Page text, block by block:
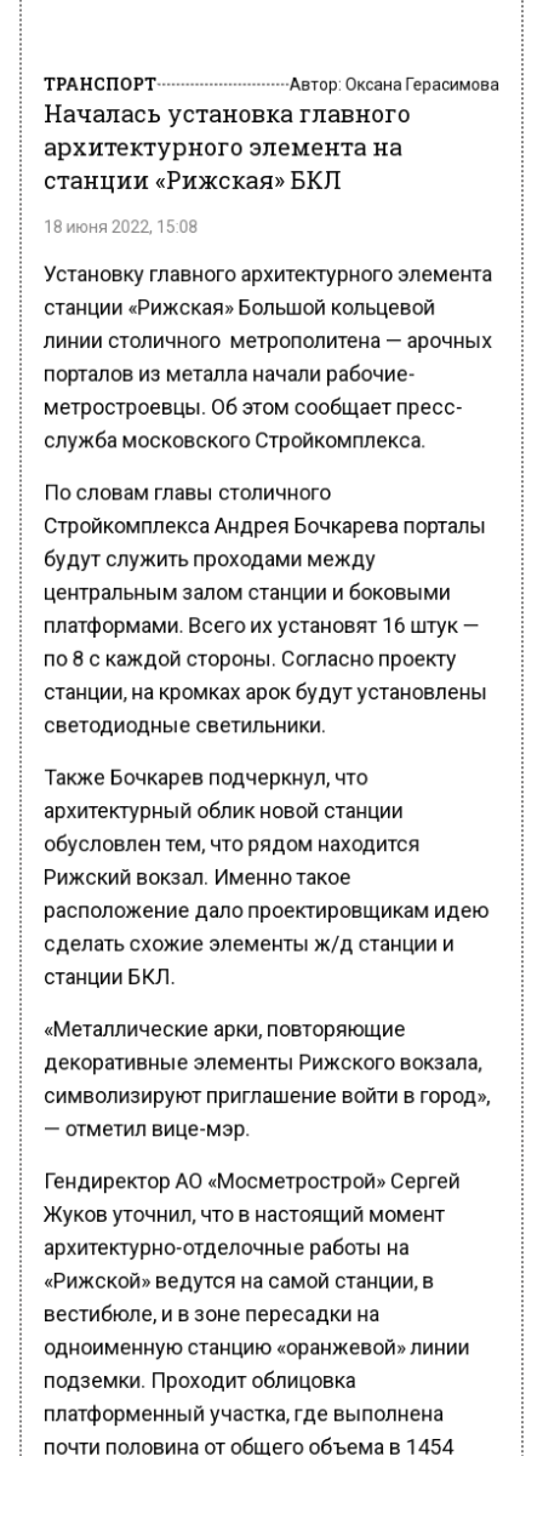
Началась установка главного
архитектурного элемента на
станции «Рижская» БКЛ
станции «Рижская» Большой кольцевой
линии столичного метрополитена — арочных
порталов из металла начали рабочие-
метростроевцы. Об этом сообщает пресс-
служба московского Стройкомплекса.
Стройкомплекса Андрея Бочкарева порталы
будут служить проходами между
центральным залом станции и боковыми
платформами. Всего их установят 16 штук —
по 8 с каждой стороны. Согласно проекту
станции, на кромках арок будут установлены
светодиодные светильники.
Также Бочкарев подчеркнул, что
архитектурный облик новой станции
обусловлен тем, что рядом находится
Рижский вокзал. Именно такое
сделать схожие элементы ж/д станции и
станции БКЛ.
«Металлические арки, повторяющие
декоративные элементы Рижского вокзала,
символизируют приглашение войти в город»,
— отметил вице-мэр.
Гендиректор АО «Мосметрострой» Сергей
Жуков уточнил, что в настоящий момент
архитектурно-отделочные работы на
«Рижской» ведутся на самой станции, в
вестибюле, и в зоне пересадки на
одноименную станцию «оранжевой» линии
подземки. Проходит облицовка
платформенный участка, где выполнена
почти половина от общего объема в 1454